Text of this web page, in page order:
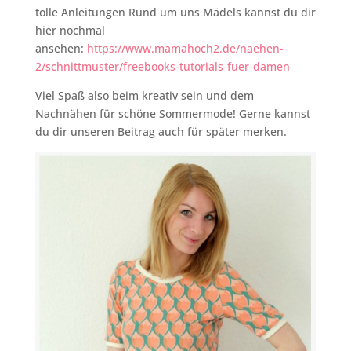
tolle Anleitungen Rund um uns Mädels kannst du dir
hier nochmal
ansehen: https://www.mamahoch2.de/naehen-
2/schnittmuster/freebooks-tutorials-fuer-damen
Viel Spaß also beim kreativ sein und dem
Nachnähen für schöne Sommermode! Gerne kannst
du dir unseren Beitrag auch für später merken.